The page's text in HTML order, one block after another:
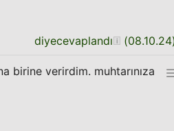
diyecevaplandı (08.10.24
birine verirdim. muhtarınıza